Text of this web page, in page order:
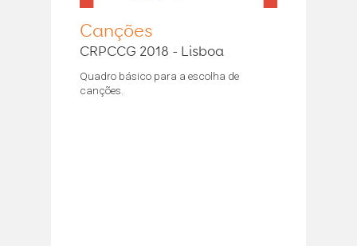
Canções
CRPCCG 2018 - Lisboa
Quadro básico para a escolha de
canções.